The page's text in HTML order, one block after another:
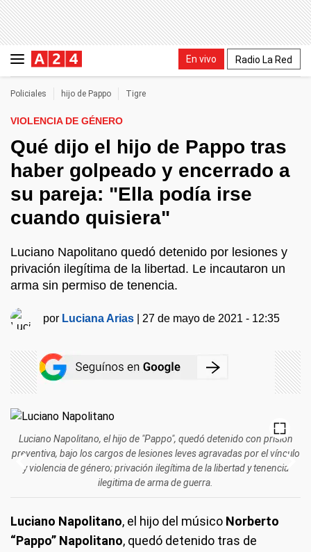
En vivo Radio La Red
Policiales hijo de Pappo Tigre
VIOLENCIA DE GÉNERO
Qué dijo el hijo de Pappo tras
haber golpeado y encerrado a
su pareja: "Ella podía irse
cuando quisiera"
Luciano Napolitano quedó detenido por lesiones y
privación ilegítima de la libertad. Le incautaron un
arma sin permiso de tenencia.
por Luciana Arias 27 de mayo de 2021 - 12:35
Luciano Napolitano, el hijo de "Pappo", quedó detenido con prisión
preventiva, bajo los cargos de lesiones leves agravadas por el vínculo
y violencia de género; privación ilegítima de la libertad y tenencia
ilegitima de arma de guerra.
Luciano Napolitano, el hijo del músico Norberto
“Pappo” Napolitano, quedó detenido tras de